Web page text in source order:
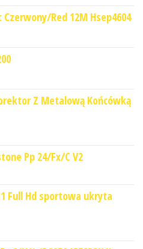
Czerwony/Red 12M Hsep4604
Z Metalową Końcówką
Pp 24/Fx/C V2
Full Hd sportowa ukryta